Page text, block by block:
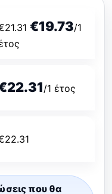
€19.73/1
/1 έτος
που θα